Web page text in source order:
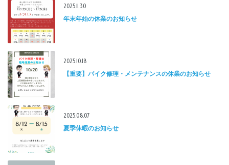
2025.11.30
年末年始の休業のお知らせ
2025.10.18
【重要】バイク修理・メンテナンスの休業のお知らせ
2025.08.07
夏季休暇のお知らせ